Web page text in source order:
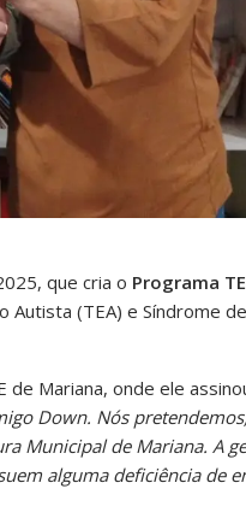
que cria o Programa
(TEA) e Síndrome
de Mariana, onde ele
Down. Nós
Municipal de Mariana. A
alguma deficiência de